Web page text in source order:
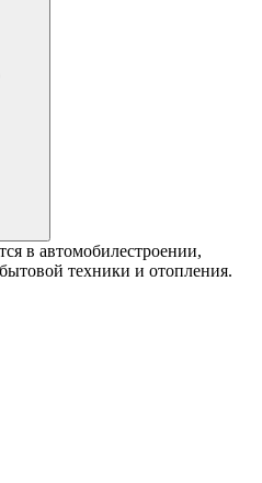
в автомобилестроении,
техники и отопления.